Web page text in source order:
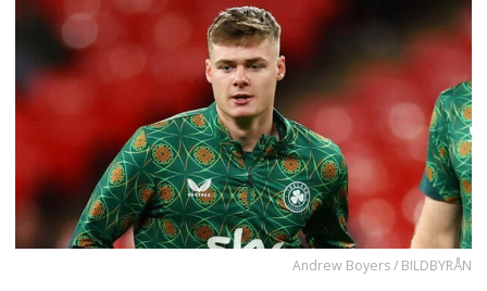
Andrew Boyers / BILDBYRÅN